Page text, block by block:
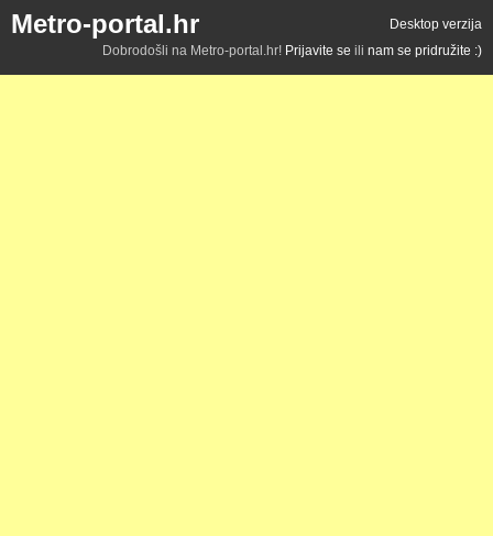
Metro-portal.hr
Desktop verzija
Dobrodošli na Metro-portal.hr! Prijavite se ili nam se pridružite :)